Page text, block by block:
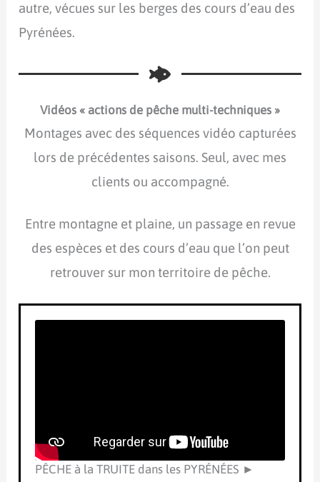
autre, vécues sur les berges des cours d’eau des
Pyrénées.
Vidéos « actions de pêche multi-techniques »
Montages avec des séquences vidéo capturées
lors de précédentes saisons. Seul, avec mes
clients ou accompagné.
Entre montagne et plaine, un passage en revue
des espèces et des cours d’eau que l’on peut
retrouver sur mon territoire de pêche.
PÊCHE à la TRUITE dans les PYRÉNÉES ►